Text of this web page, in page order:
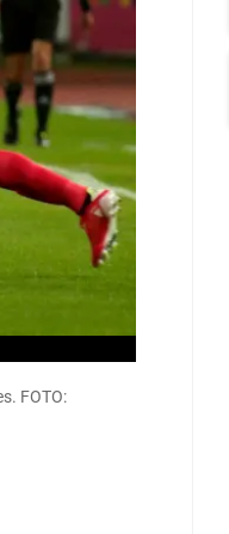
FOTO: